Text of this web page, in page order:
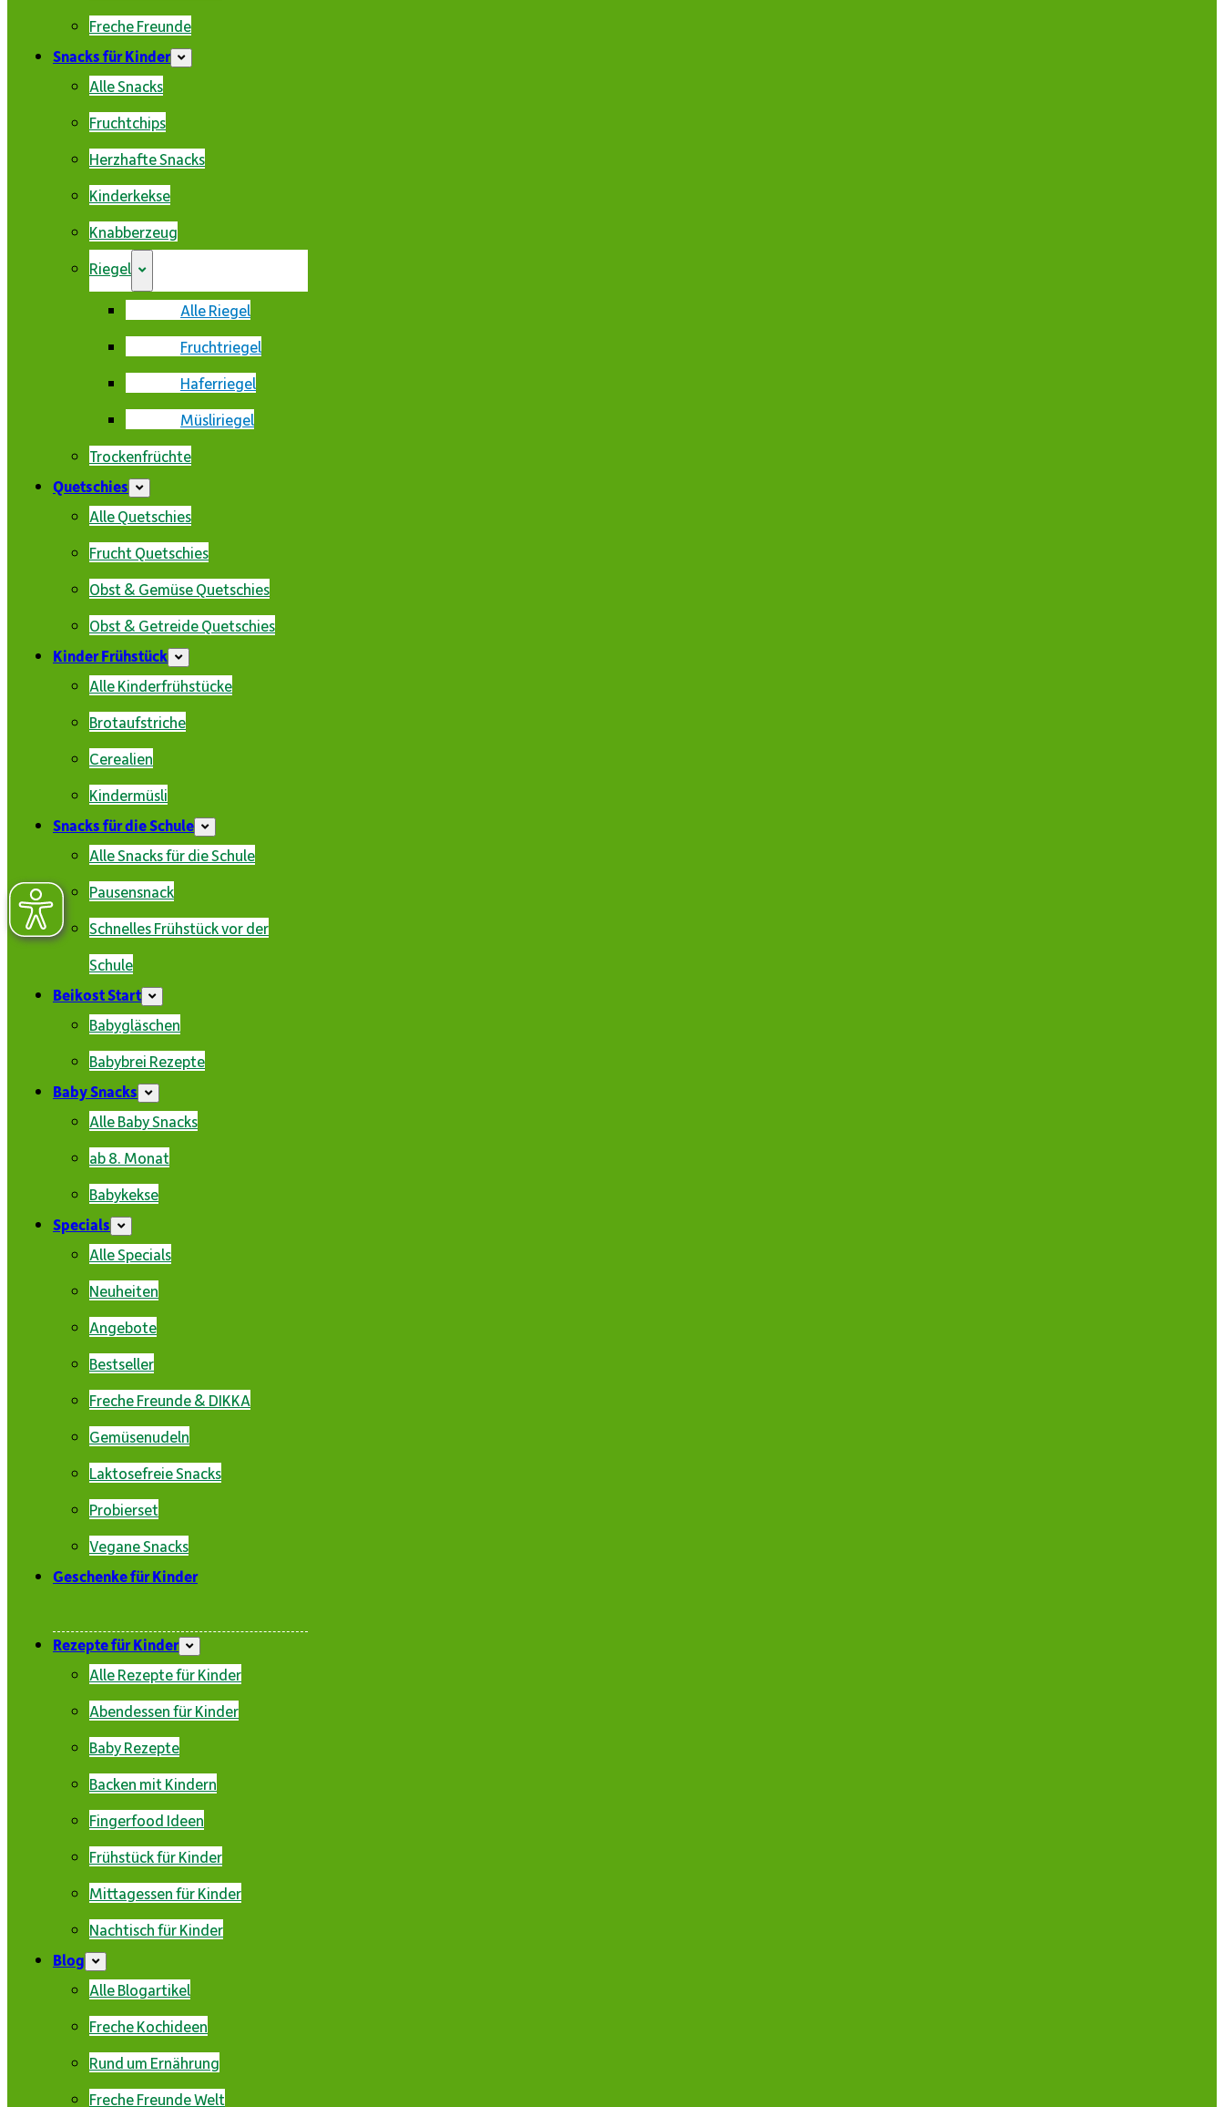
Freche Freunde
Snacks für Kinder
Alle Snacks
Fruchtchips
Herzhafte Snacks
Kinderkekse
Knabberzeug
Riegel
Alle Riegel
Fruchtriegel
Haferriegel
Müsliriegel
Trockenfrüchte
Quetschies
Alle Quetschies
Frucht Quetschies
Obst & Gemüse Quetschies
Obst & Getreide Quetschies
Kinder Frühstück
Alle Kinderfrühstücke
Brotaufstriche
Cerealien
Kindermüsli
Snacks für die Schule
Alle Snacks für die Schule
Pausensnack
Schnelles Frühstück vor der
Schule
Beikost Start
Babygläschen
Babybrei Rezepte
Baby Snacks
Alle Baby Snacks
ab 8. Monat
Babykekse
Specials
Alle Specials
Neuheiten
Angebote
Bestseller
Freche Freunde & DIKKA
Gemüsenudeln
Laktosefreie Snacks
Probierset
Vegane Snacks
Geschenke für Kinder
Rezepte für Kinder
Alle Rezepte für Kinder
Abendessen für Kinder
Baby Rezepte
Backen mit Kindern
Fingerfood Ideen
Frühstück für Kinder
Mittagessen für Kinder
Nachtisch für Kinder
Blog
Alle Blogartikel
Freche Kochideen
Rund um Ernährung
Freche Freunde Welt